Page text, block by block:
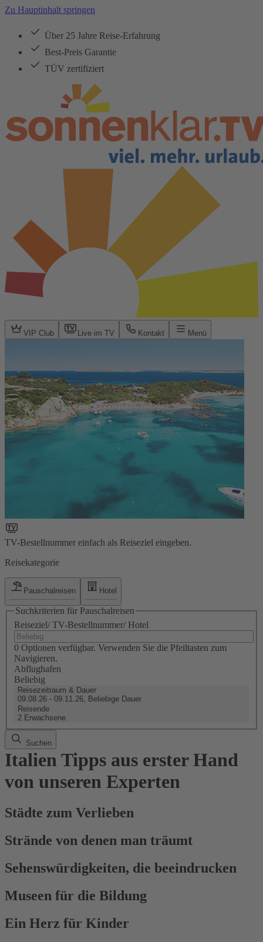
Zu Hauptinhalt springen
Über 25 Jahre Reise-Erfahrung
Best-Preis Garantie
TÜV zertifiziert
VIP Club Live im TV Kontakt Menü
TV-Bestellnummer einfach als Reiseziel eingeben.
Reisekategorie
Pauschalreisen Hotel
Suchkriterien für Pauschalreisen
Reiseziel/ TV-Bestellnummer/ Hotel
0 Optionen verfügbar. Verwenden Sie die Pfeiltasten zum
Navigieren.
Abflughafen
Beliebig
Reisezeitraum & Dauer
09.08.26 - 09.11.26, Beliebige Dauer
Reisende
2 Erwachsene
Suchen
Italien Tipps aus erster Hand
von unseren Experten
Städte zum Verlieben
Strände von denen man träumt
Sehenswürdigkeiten, die beeindrucken
Museen für die Bildung
Ein Herz für Kinder